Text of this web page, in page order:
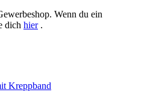
Wenn du ein
dich hier.
Kreppband